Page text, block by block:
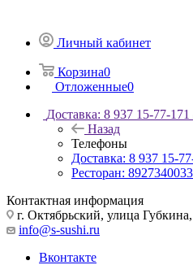
Личный кабинет
Корзина0
Отложенные0
Доставка: 8 937 15-77-171
Назад
Телефоны
Доставка: 8 937 15-
Ресторан:
Контактная информация
г. Октябрьский, улица
info@s-sushi.ru
Вконтакте